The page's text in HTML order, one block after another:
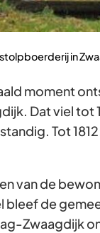
in
moment
Dat viel tot
Tot
van de
bleef de
Zwaagdijk